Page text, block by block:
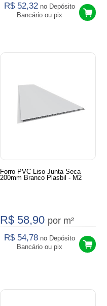
R$ 52,32 no Depósito
Bancário ou pix
Forro PVC Liso Junta Seca
200mm Branco Plasbil - M2
R$ 58,90 por m²
R$ 54,78 no Depósito
Bancário ou pix